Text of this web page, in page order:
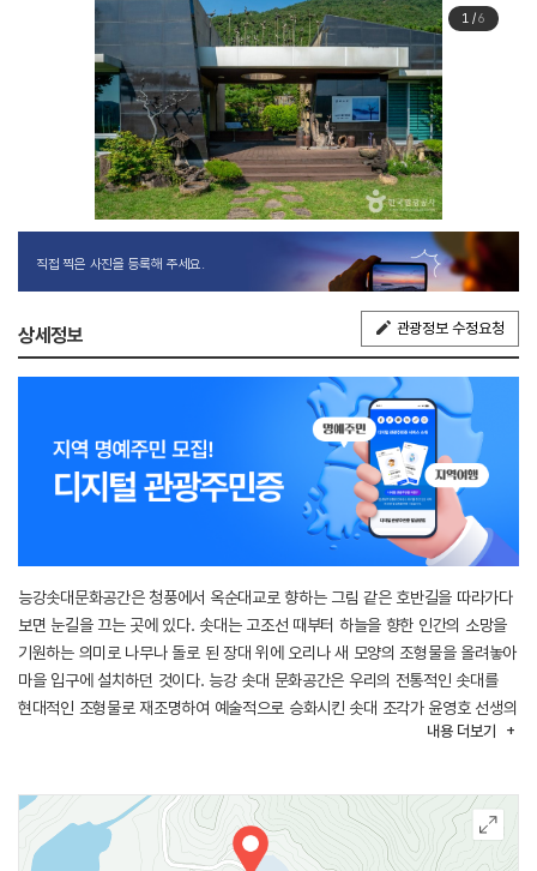
1/6
직접 찍은 사진을 등록해 주세요.
상세정보 관광정보 수정요청
능강솟대문화공간은 청풍에서 옥순대교로 향하는 그림 같은 호반길을 따라가다
보면 눈길을 끄는 곳에 있다. 솟대는 고조선 때부터 하늘을 향한 인간의 소망을
기원하는 의미로 나무나 돌로 된 장대 위에 오리나 새 모양의 조형물을 올려놓아
마을 입구에 설치하던 것이다. 능강 솟대 문화공간은 우리의 전통적인 솟대를
현대적인 조형물로 재조명하여 예술적으로 승화시킨 솟대 조각가 윤영호 선생의
솟대 작품 수백여점을 전시한 곳으로 솟대 예술의 진수를 맛볼 수 있는
문화 축제 개최, 솟대 관련 예술 활동, 각종 교육 및 전시 안내 등이 있다.
이곳에서는 「열풍 변주곡」 등 현대적 조형 언어로 재구성된 각종 솟대 작품을
전시하고 있으며, 2007년부터 매년 솟대 문화 축제를 열고 있다. 솟대 조형
내용 더보기